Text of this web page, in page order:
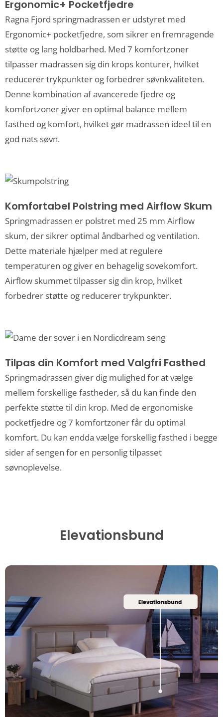
Ergonomic+ Pocketfjedre
Ragna Fjord springmadrassen er udstyret med
Ergonomic+ pocketfjedre, som sikrer en fremragende
støtte og lang holdbarhed. Med 7 komfortzoner
tilpasser madrassen sig din krops konturer, hvilket
reducerer trykpunkter og forbedrer søvnkvaliteten.
Denne kombination af avancerede fjedre og
komfortzoner giver en optimal balance mellem
fasthed og komfort, hvilket gør madrassen ideel til en
god nats søvn.
Komfortabel Polstring med Airflow Skum
Springmadrassen er polstret med 25 mm Airflow
skum, der sikrer optimal åndbarhed og ventilation.
Dette materiale hjælper med at regulere
temperaturen og giver en behagelig sovekomfort.
Airflow skummet tilpasser sig din krop, hvilket
forbedrer støtte og reducerer trykpunkter.
Tilpas din Komfort med Valgfri Fasthed
Springmadrassen giver dig mulighed for at vælge
mellem forskellige fastheder, så du kan finde den
perfekte støtte til din krop. Med de ergonomiske
pocketfjedre og 7 komfortzoner får du optimal
komfort. Du kan endda vælge forskellig fasthed i begge
sider af sengen for en personlig tilpasset
søvnoplevelse.
Elevationsbund